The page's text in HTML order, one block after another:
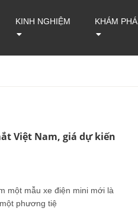
KINH NGHIỆM KHÁM PHÁ
Việt Nam, giá dự kiến
một mẫu xe điện mini mới là
phương tiệ